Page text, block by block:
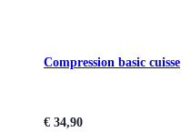
Compression basic cuisse
€ 34,90